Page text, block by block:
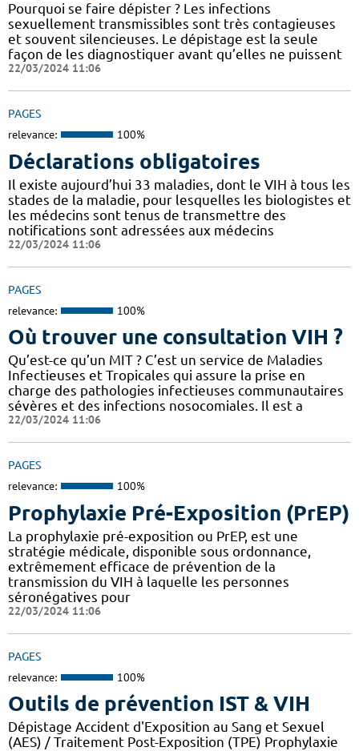
Pourquoi se faire dépister ? Les infections
sexuellement transmissibles sont très contagieuses
et souvent silencieuses. Le dépistage est la seule
façon de les diagnostiquer avant qu’elles ne puissent
22/03/2024 11:06
PAGES
relevance: 100%
Déclarations obligatoires
Il existe aujourd’hui 33 maladies, dont le VIH à tous les
stades de la maladie, pour lesquelles les biologistes et
les médecins sont tenus de transmettre des
notifications sont adressées aux médecins
22/03/2024 11:06
PAGES
relevance: 100%
Où trouver une consultation VIH ?
Qu’est-ce qu’un MIT ? C’est un service de Maladies
Infectieuses et Tropicales qui assure la prise en
charge des pathologies infectieuses communautaires
sévères et des infections nosocomiales. Il est a
22/03/2024 11:06
PAGES
relevance: 100%
Prophylaxie Pré-Exposition (PrEP)
La prophylaxie pré-exposition ou PrEP, est une
stratégie médicale, disponible sous ordonnance,
extrêmement efficace de prévention de la
transmission du VIH à laquelle les personnes
séronégatives pour
22/03/2024 11:06
PAGES
relevance: 100%
Outils de prévention IST & VIH
Dépistage Accident d'Exposition au Sang et Sexuel
(AES) / Traitement Post-Exposition (TPE) Prophylaxie